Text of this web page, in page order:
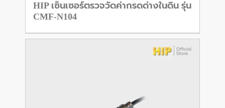
HIP เซ็นเซอร์ตรวจวัดค่ากรดด่างในดิน รุ่น
CMF-N104